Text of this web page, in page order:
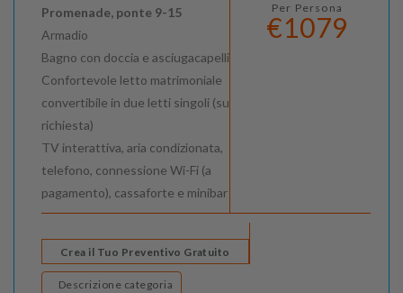
Promenade, ponte 9-15
Armadio
Bagno con doccia e asciugacapelli
Confortevole letto matrimoniale
convertibile in due letti singoli (su
richiesta)
TV interattiva, aria condizionata,
telefono, connessione Wi-Fi (a
pagamento), cassaforte e minibar
Per Persona
€1079
Crea il Tuo Preventivo Gratuito
Descrizione categoria